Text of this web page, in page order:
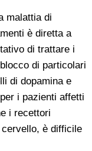
malattia di
è diretta a
di trattare i
di particolari
di dopamina e
i pazienti affetti
i recettori
cervello, è difficile